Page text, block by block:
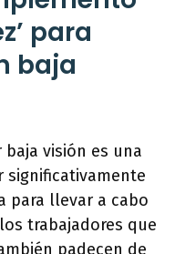
para
baja
visión es una
significativamente
para llevar a cabo
trabajadores que
padecen de